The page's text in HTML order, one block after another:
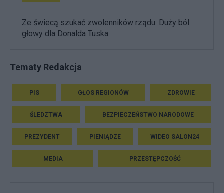
Ze świecą szukać zwolenników rządu. Duży ból
głowy dla Donalda Tuska
Tematy Redakcja
PIS GŁOS REGIONÓW ZDROWIE
ŚLEDZTWA BEZPIECZEŃSTWO NARODOWE
PREZYDENT PIENIĄDZE WIDEO SALON24
MEDIA PRZESTĘPCZOŚĆ